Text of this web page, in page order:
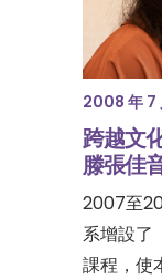
2008 年 7
跨越文
滕張佳
2007至
系增設了
課程，使